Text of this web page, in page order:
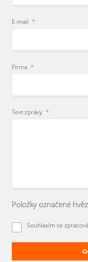
E-mail *
Firma *
Text zprávy *
Položky označené
Souhlasím se